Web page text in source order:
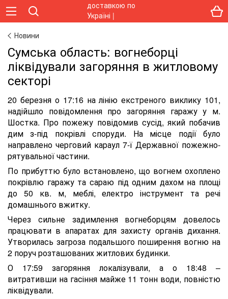
Новини
Сумська область: вогнеборці
ліквідували загоряння в житловому
секторі
20 березня о 17:16 на лінію екстреного виклику 101,
надійшло повідомлення про загоряння гаражу у м.
Шостка. Про пожежу повідомив сусід, який побачив
дим з-під покрівлі споруди. На місце події було
направлено черговий караул 7-ї Державної пожежно-
рятувальної частини.
По прибуттю було встановлено, що вогнем охоплено
покрівлю гаражу та сараю під одним дахом на площі
до 50 кв. м, меблі, електро інструмент та речі
домашнього вжитку.
Через сильне задимлення вогнеборцям довелось
працювати в апаратах для захисту органів дихання.
Утворилась загроза подальшого поширення вогню на
2 поруч розташованих житлових будинки.
О 17:59 загоряння локалізували, а о 18:48 –
витративши на гасіння майже 11 тонн води, повністю
ліквідували.